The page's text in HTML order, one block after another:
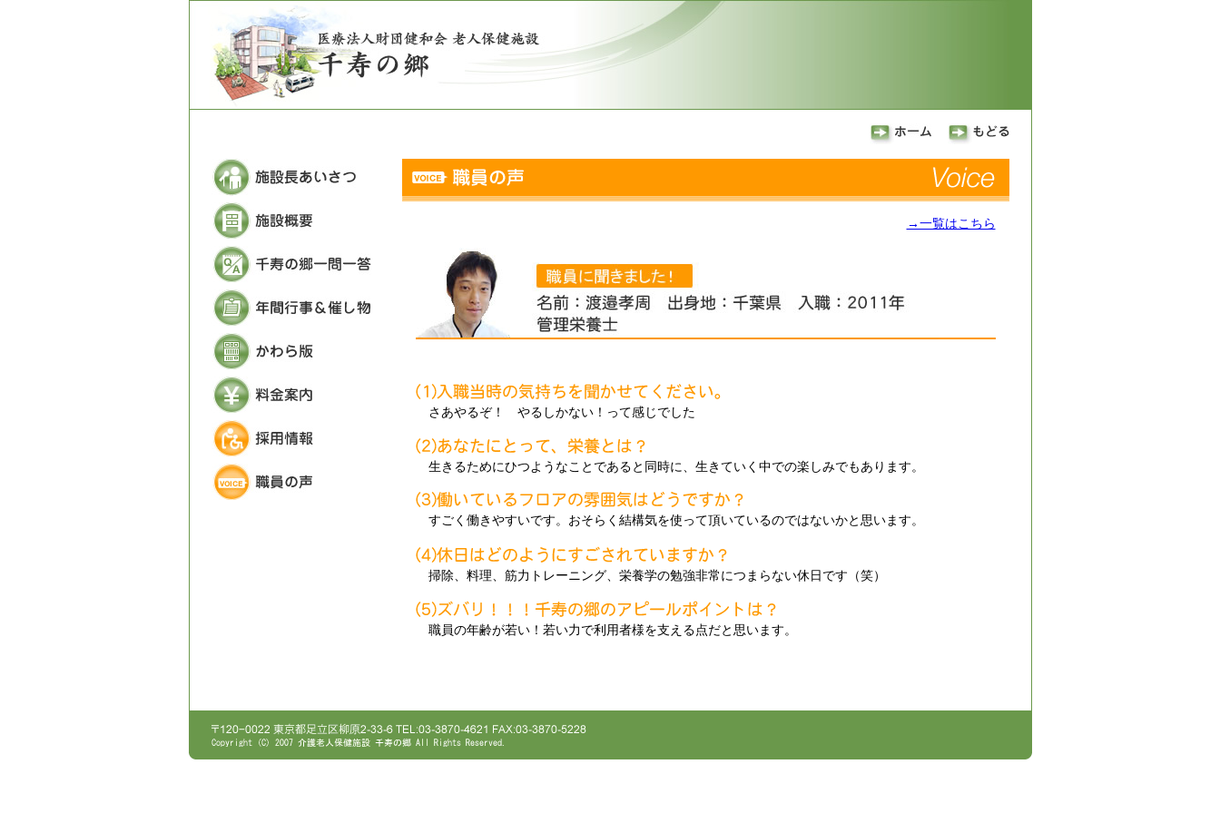
→一覧はこちら
さあやるぞ！ やるしかない！って感じでした
生きるためにひつようなことであると同時に、生きていく中での楽しみでもあります。
すごく働きやすいです。おそらく結構気を使って頂いているのではないかと思います。
掃除、料理、筋力トレーニング、栄養学の勉強非常につまらない休日です（笑）
職員の年齢が若い！若い力で利用者様を支える点だと思います。